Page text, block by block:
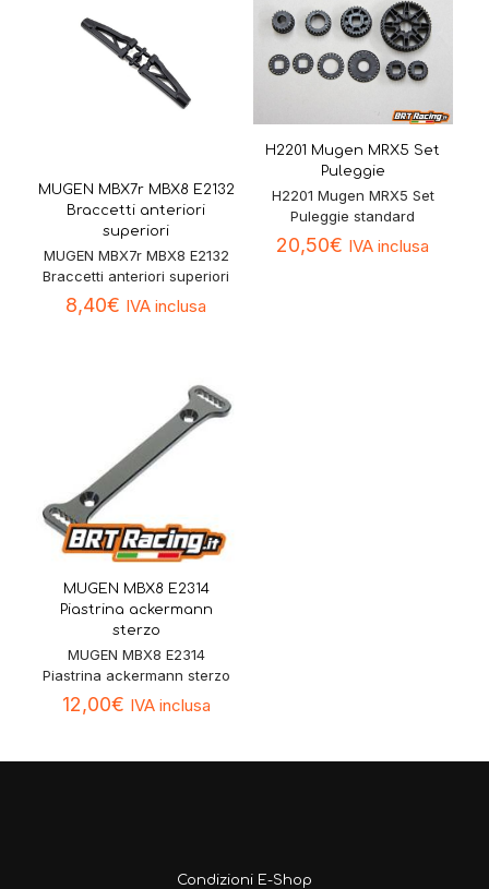
MUGEN MBX7r MBX8 E2132
Braccetti anteriori
superiori
MUGEN MBX7r MBX8 E2132
Braccetti anteriori superiori
8,40€ IVA inclusa
H2201 Mugen MRX5 Set
Puleggie
H2201 Mugen MRX5 Set
Puleggie standard
20,50€ IVA inclusa
MUGEN MBX8 E2314
Piastrina ackermann
sterzo
MUGEN MBX8 E2314
Piastrina ackermann sterzo
12,00€ IVA inclusa
Condizioni E-Shop